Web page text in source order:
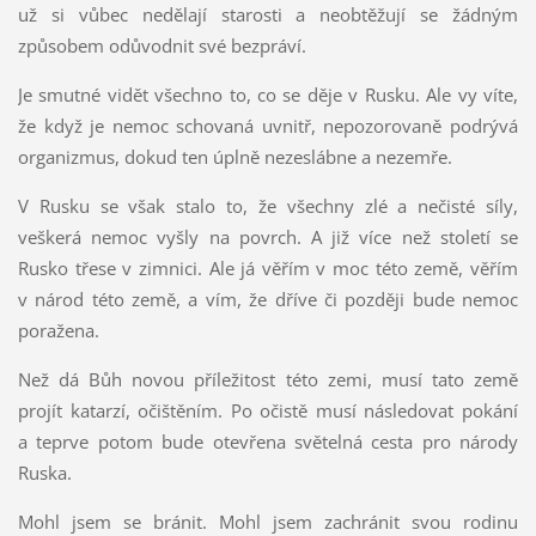
už si vůbec nedělají starosti a neobtěžují se žádným
způsobem odůvodnit své bezpráví.
Je smutné vidět všechno to, co se děje v Rusku. Ale vy víte,
že když je nemoc schovaná uvnitř, nepozorovaně podrývá
organizmus, dokud ten úplně nezeslábne a nezemře.
V Rusku se však stalo to, že všechny zlé a nečisté síly,
veškerá nemoc vyšly na povrch. A již více než století se
Rusko třese v zimnici. Ale já věřím v moc této země, věřím
v národ této země, a vím, že dříve či později bude nemoc
poražena.
Než dá Bůh novou příležitost této zemi, musí tato země
projít katarzí, očištěním. Po očistě musí následovat pokání
a teprve potom bude otevřena světelná cesta pro národy
Ruska.
Mohl jsem se bránit. Mohl jsem zachránit svou rodinu